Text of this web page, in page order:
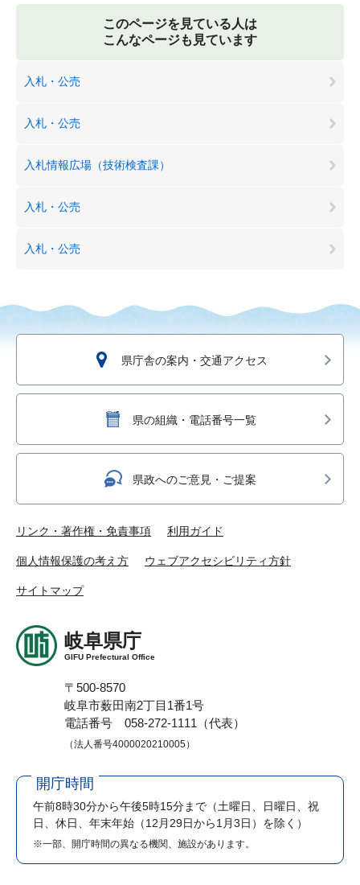
このページを見ている人は
こんなページも見ています
入札・公売
入札・公売
入札情報広場（技術検査課）
入札・公売
入札・公売
県庁舎の案内・交通アクセス
県の組織・電話番号一覧
県政へのご意見・ご提案
リンク・著作権・免責事項 利用ガイド
個人情報保護の考え方 ウェブアクセシビリティ方針
サイトマップ
岐阜県庁
GIFU Prefectural Office
〒500-8570
岐阜市薮田南2丁目1番1号
電話番号 058-272-1111（代表）
（法人番号4000020210005）
開庁時間
午前8時30分から午後5時15分まで （土曜日、日曜日、祝
日、休日、年末年始（12月29日から1月3日）を除く）
※一部、開庁時間の異なる機関、施設があります。